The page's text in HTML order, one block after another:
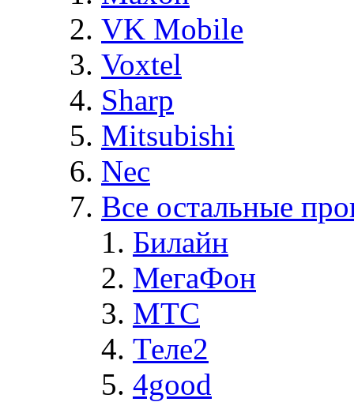
VK Mobile
Voxtel
Sharp
Mitsubishi
Nec
Все остальные
Билайн
МегаФон
MTC
Теле2
4good